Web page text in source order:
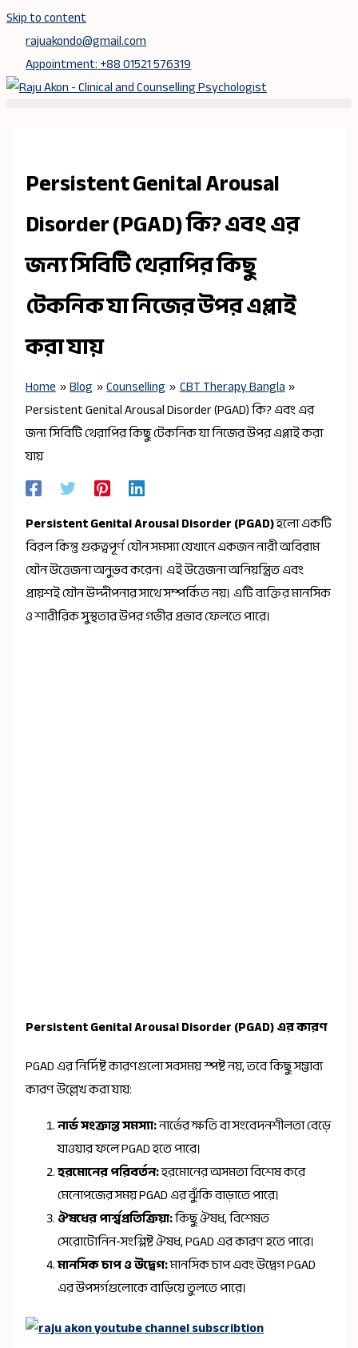
Skip to content
rajuakondo@gmail.com
Appointment: +88 01521 576319
Persistent Genital Arousal
Disorder (PGAD) কি? এবং এর
জন্য সিবিটি থেরাপির কিছু
টেকনিক যা নিজের উপর এপ্লাই
করা যায়
Home Blog Counselling CBT Therapy Bangla
Persistent Genital Arousal Disorder (PGAD) কি? এবং এর
জন্য সিবিটি থেরাপির কিছু টেকনিক যা নিজের উপর এপ্লাই করা
যায়
Persistent Genital Arousal Disorder (PGAD)হলো একটি
বিরল কিন্তু গুরুত্বপূর্ণ যৌন সমস্যা যেখানে একজন নারী অবিরাম
যৌন উত্তেজনা অনুভব করেন। এই উত্তেজনা অনিয়ন্ত্রিত এবং
প্রায়শই যৌন উদ্দীপনার সাথে সম্পর্কিত নয়। এটি ব্যক্তির মানসিক
ও শারীরিক সুস্থতার উপর গভীর প্রভাব ফেলতে পারে।
Persistent Genital Arousal Disorder (PGAD) এর কারণ
PGAD এর নির্দিষ্ট কারণগুলো সবসময় স্পষ্ট নয়, তবে কিছু সম্ভাব্য
কারণ উল্লেখ করা যায়:
নার্ভ সংক্রান্ত সমস্যা:নার্ভের ক্ষতি বা সংবেদনশীলতা বেড়ে
যাওয়ার ফলে PGAD হতে পারে।
হরমোনের পরিবর্তন:হরমোনের অসমতা বিশেষ করে
মেনোপজের সময় PGAD এর ঝুঁকি বাড়াতে পারে।
ঔষধের পার্শ্বপ্রতিক্রিয়া:কিছু ঔষধ, বিশেষত
সেরোটোনিন-সংশ্লিষ্ট ঔষধ, PGAD এর কারণ হতে পারে।
মানসিক চাপ ও উদ্বেগ:মানসিক চাপ এবং উদ্বেগ PGAD
এর উপসর্গগুলোকে বাড়িয়ে তুলতে পারে।